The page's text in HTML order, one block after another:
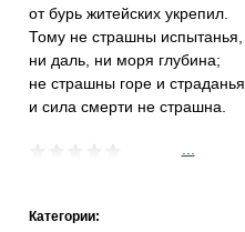
от бурь житейских укрепил.
Тому не страшны испытанья,
ни даль, ни моря глубина;
не страшны горе и страданья,
и сила смерти не страшна.
Категории: